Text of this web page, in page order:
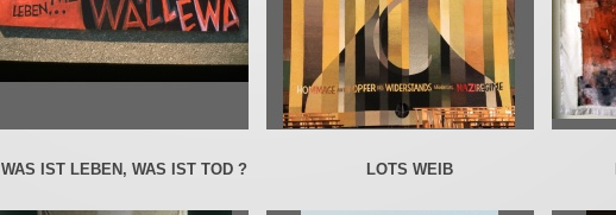
WAS IST LEBEN, WAS IST TOD ? LOTS WEIB